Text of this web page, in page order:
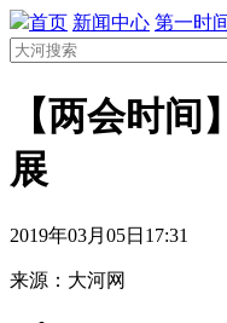
首页 新闻中心 第一时
【两会时
展
2019年03月05日17:31
来源：大河网